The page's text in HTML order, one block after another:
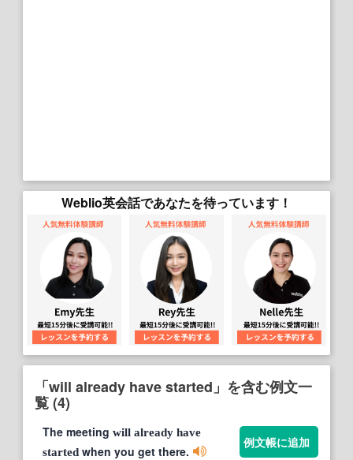
Weblio英会話であなたを待っています！
「will already have started」を含む例文一
覧 (4)
The meeting will already have
started when you get there.
例文帳に追加